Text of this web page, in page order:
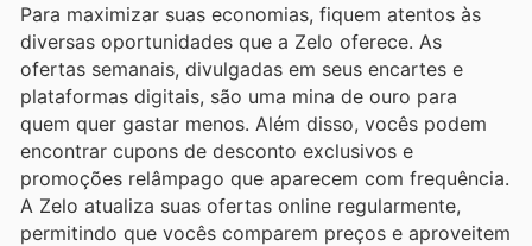
Para maximizar suas economias, fiquem atentos às
diversas oportunidades que a Zelo oferece. As
ofertas semanais, divulgadas em seus encartes e
plataformas digitais, são uma mina de ouro para
quem quer gastar menos. Além disso, vocês podem
encontrar cupons de desconto exclusivos e
promoções relâmpago que aparecem com frequência.
A Zelo atualiza suas ofertas online regularmente,
permitindo que vocês comparem preços e aproveitem